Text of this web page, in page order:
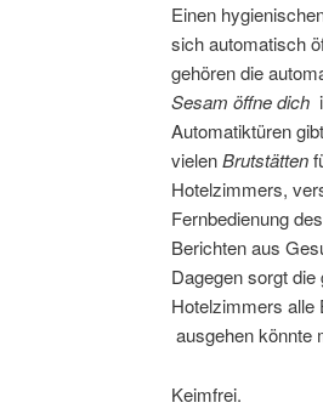
Einen
sich automatisch
gehören die
Sesam öffne dich
Automatiktüren
vielenBrutstätten
Hotelzimmers,
Fernbedienung
Berichten aus
Dagegen sorgt
Hotelzimmers alle
ausgehen könnte
Keimfrei.